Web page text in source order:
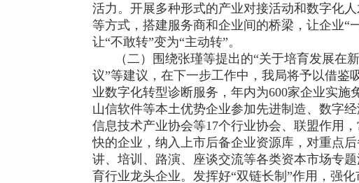
活力。开展多种形式的产业对接活动和数字化
等方式，搭建服务商和企业间的桥梁，让企业“
让“不敢转”变为“主动转”。
（二）围绕张瑾等提出的“关于培育发展
议”等建议，在下一步工作中，我局将予以借
业数字化转型诊断服务，年内为600家企业实
山信软件等本土优势企业参加先进制造、数字
信息技术产业协会等17个行业协会、联盟作用
快的企业，纳入上市后备企业资源库，对重点
讲、培训、路演、座谈交流等各类资本市场专
育行业龙头企业。发挥好“双链长制”作用，强